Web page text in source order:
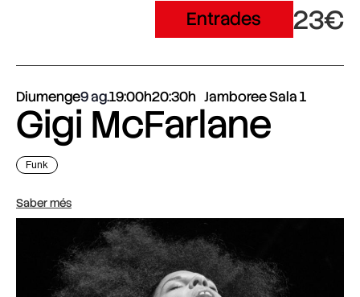
Entrades 23€
Diumenge9 ag.19:00h20:30h Jamboree Sala 1
Gigi McFarlane
Funk
Saber més